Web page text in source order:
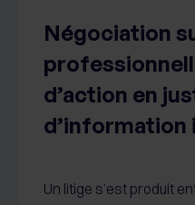
Négociation
d’action en
Un litige s’est produit